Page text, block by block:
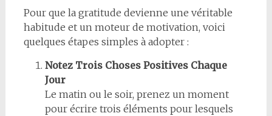
Pour que la gratitude devienne une véritable
habitude et un moteur de motivation, voici
quelques étapes simples à adopter :
Notez Trois Choses Positives Chaque
Jour
Le matin ou le soir, prenez un moment
pour écrire trois éléments pour lesquels